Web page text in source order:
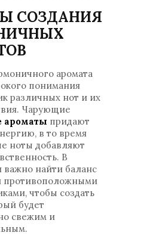
СОЗДАНИЯ
аромата
понимания
различных нот и их
Чарующие
ароматы придают
в то время
ноты добавляют
В
найти баланс
противоположными
чтобы создать
будет
свежим и